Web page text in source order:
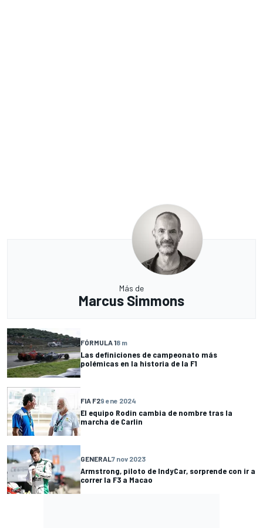
Más de
Marcus Simmons
FÓRMULA 18 m
Las definiciones de campeonato más
polémicas en la historia de la F1
FIA F29 ene 2024
El equipo Rodin cambia de nombre tras la
marcha de Carlin
GENERAL7 nov 2023
Armstrong, piloto de IndyCar, sorprende con ir a
correr la F3 a Macao